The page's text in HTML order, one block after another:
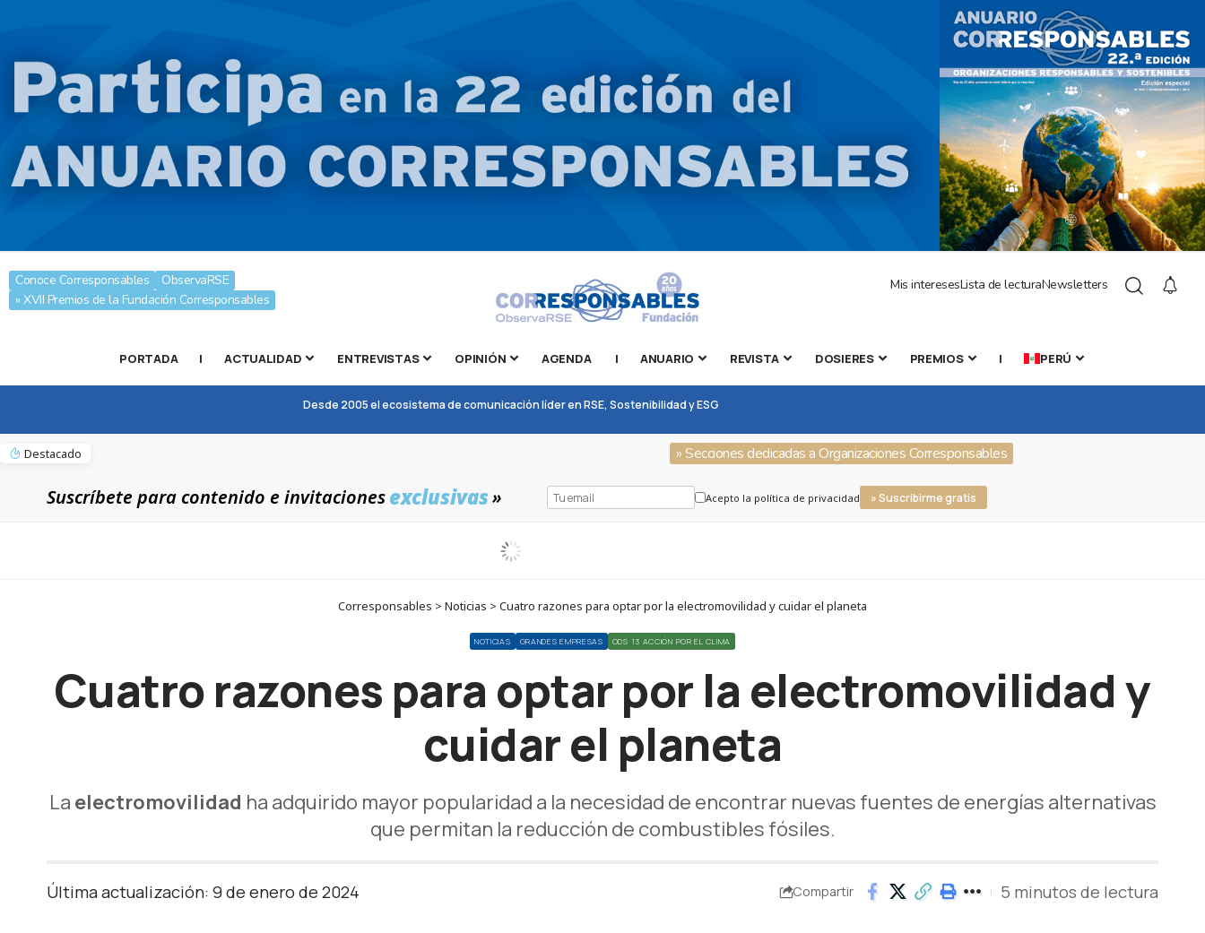
Conoce Corresponsables
ObservaRSE
» XVII Premios de la Fundación Corresponsables
Mis interesesLista de lecturaNewsletters
PORTADA | ACTUALIDAD ENTREVISTAS OPINIÓN AGENDA | ANUARIO REVISTA DOSIERES PREMIOS | PERÚ
Desde 2005 el ecosistema de comunicación líder en RSE, Sostenibilidad y ESG
Destacado » Secciones dedicadas a Organizaciones Corresponsables
Suscríbete para contenido e invitacionesexclusivas» Acepto la política de privacidad » Suscribirme gratis
Corresponsables > Noticias > Cuatro razones para optar por la electromovilidad y cuidar el planeta
NOTICIAS GRANDES EMPRESAS ODS 13 ACCIÓN POR EL CLIMA
Cuatro razones para optar por la electromovilidad y
cuidar el planeta
La electromovilidad ha adquirido mayor popularidad a la necesidad de encontrar nuevas fuentes de energías alternativas
que permitan la reducción de combustibles fósiles.
Última actualización: 9 de enero de 2024 Compartir 5 minutos de lectura